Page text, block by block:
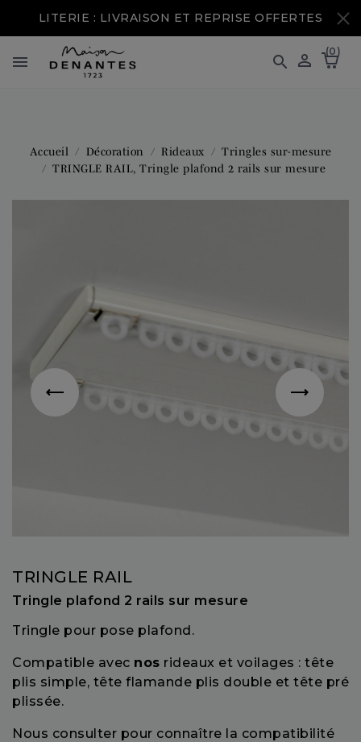
LITERIE : LIVRAISON ET REPRISE OFFERTES
  (0)

Accueil Décoration Rideaux
Tringles sur-mesure
TRINGLE RAIL, Tringle plafond 2 rails sur mesure
TRINGLE RAIL
Tringle plafond 2 rails sur mesure
Tringle pour pose plafond.
Compatible avec nos rideaux et voilages : tête
plis simple, tête flamande plis double et tête pré
plissée.
Nous consulter pour connaître la compatibilité